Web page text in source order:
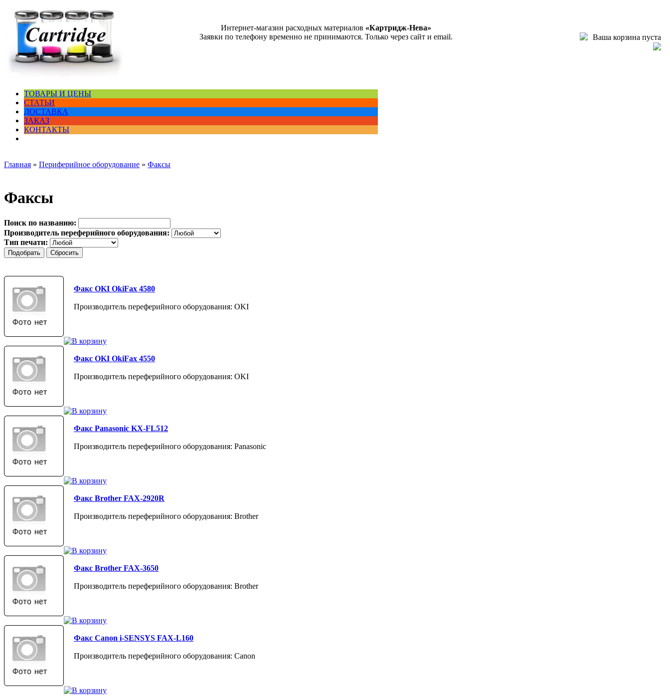
Интернет-магазин расходных материалов «Картридж-Нева»
Заявки по телефону временно не принимаются. Только через сайт и email.
Ваша корзина пуста
ТОВАРЫ И ЦЕНЫ
СТАТЬИ
ДОСТАВКА
ЗАКАЗ
КОНТАКТЫ
Главная » Периферийное оборудование » Факсы
Факсы
Поиск по названию:
Производитель переферийного оборудования:
Тип печати:
Факс OKI OkiFax 4580
Производитель переферийного оборудования: OKI
Факс OKI OkiFax 4550
Производитель переферийного оборудования: OKI
Факс Panasonic KX-FL512
Производитель переферийного оборудования: Panasonic
Факс Brother FAX-2920R
Производитель переферийного оборудования: Brother
Факс Brother FAX-3650
Производитель переферийного оборудования: Brother
Факс Canon i-SENSYS FAX-L160
Производитель переферийного оборудования: Canon